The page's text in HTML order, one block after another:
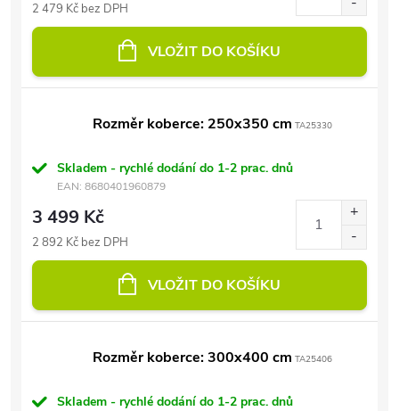
2 479 Kč bez DPH
VLOŽIT DO KOŠÍKU
Rozměr koberce: 250x350 cm TA25330
Skladem - rychlé dodání do 1-2 prac. dnů
EAN: 8680401960879
3 499 Kč
2 892 Kč bez DPH
VLOŽIT DO KOŠÍKU
Rozměr koberce: 300x400 cm TA25406
Skladem - rychlé dodání do 1-2 prac. dnů